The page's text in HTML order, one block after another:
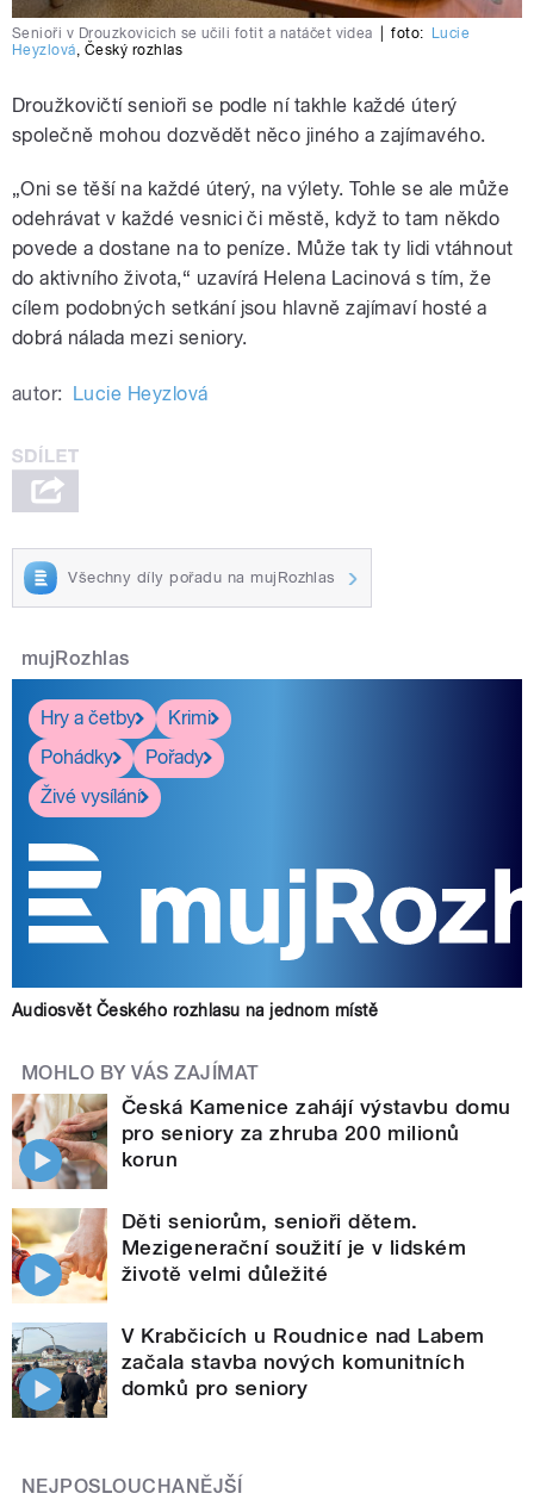
Senioři v Drouzkovicich se učili fotit a natáčet videa foto:
Lucie
Heyzlová, Český rozhlas
Droužkovičtí senioři se podle ní takhle každé úterý
společně mohou dozvědět něco jiného a zajímavého.
„Oni se těší na každé úterý, na výlety. Tohle se ale může
odehrávat v každé vesnici či městě, když to tam někdo
povede a dostane na to peníze. Může tak ty lidi vtáhnout
do aktivního života,“ uzavírá Helena Lacinová s tím, že
cílem podobných setkání jsou hlavně zajímaví hosté a
dobrá nálada mezi seniory.
autor: Lucie Heyzlová
Všechny díly pořadu na mujRozhlas
mujRozhlas
Hry a četby
Krimi
Pohádky
Pořady
Živé vysílání
Audiosvět Českého rozhlasu na jednom místě
MOHLO BY VÁS ZAJÍMAT
Česká Kamenice zahájí výstavbu domu
pro seniory za zhruba 200 milionů
korun
Děti seniorům, senioři dětem.
Mezigenerační soužití je v lidském
životě velmi důležité
V Krabčicích u Roudnice nad Labem
začala stavba nových komunitních
domků pro seniory
NEJPOSLOUCHANĚJŠÍ